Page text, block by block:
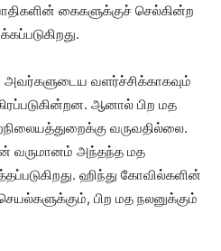
கைகளுக்குச் செல்கின்ற
அவர்களுடைய வளர்ச்சிக்காகவும்
ஆனால் பிற மத
வருவதில்லை.
வருமானம் அந்தந்த மத
ஹிந்து கோவில்களின்
பிற மத நலனுக்கும்